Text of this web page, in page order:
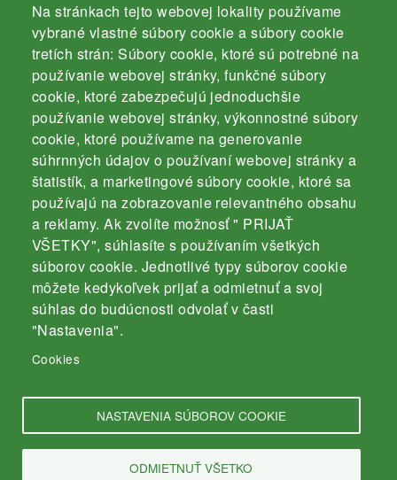
Na stránkach tejto webovej lokality používame
vybrané vlastné súbory cookie a súbory cookie
tretích strán: Súbory cookie, ktoré sú potrebné na
používanie webovej stránky, funkčné súbory
cookie, ktoré zabezpečujú jednoduchšie
používanie webovej stránky, výkonnostné súbory
cookie, ktoré používame na generovanie
súhrnných údajov o používaní webovej stránky a
štatistík, a marketingové súbory cookie, ktoré sa
používajú na zobrazovanie relevantného obsahu
a reklamy. Ak zvolíte možnosť " PRIJAŤ
VŠETKY", súhlasíte s používaním všetkých
súborov cookie. Jednotlivé typy súborov cookie
môžete kedykoľvek prijať a odmietnuť a svoj
súhlas do budúcnosti odvolať v časti
"Nastavenia".
Cookies
NASTAVENIA SÚBOROV COOKIE
ODMIETNUŤ VŠETKO
Kontakt
Záhradnícka 3000/4
94501 Komárno
mobil: 035 / 770 19 43
e-mail:
Slovenský rybársky zväz
Komárno
Odkazy
Ochrana osobných údajov
Cookies